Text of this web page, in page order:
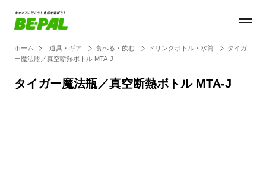
ホーム 道具・ギア 食べる・飲む ドリンクボトル・水筒
タイガ
ー魔法瓶／真空断熱ボトル MTA-J
タイガー魔法瓶／真空断熱ボトル MTA-J